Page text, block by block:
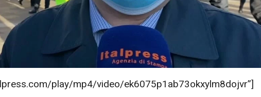
play/mp4/video/ek6075p1ab73okxylm8dojvr”]